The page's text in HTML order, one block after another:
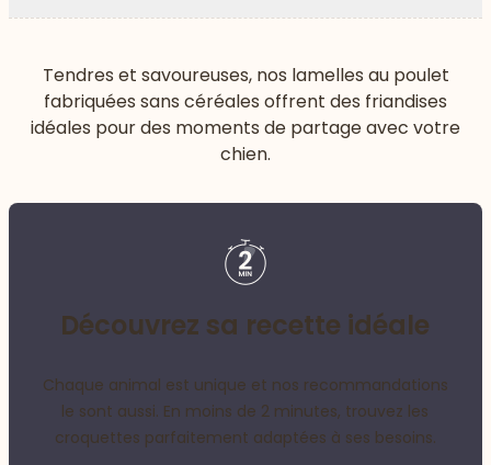
Plus
Tendres et savoureuses, nos lamelles au poulet
fabriquées sans céréales offrent des friandises
idéales pour des moments de partage avec votre
chien.
Découvrez sa recette idéale
Chaque animal est unique et nos recommandations
le sont aussi. En moins de 2 minutes, trouvez les
croquettes parfaitement adaptées à ses besoins.